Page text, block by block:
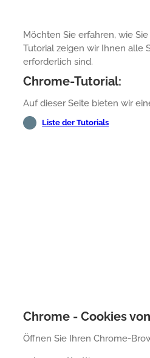
Möchten Sie erfahren, wie
Tutorial zeigen wir Ihnen alle
erforderlich sind.
Chrome-Tutorial:
Auf dieser Seite bieten wir
Liste der Tutorials
Chrome - Cookies
Öffnen Sie Ihren Chrome-